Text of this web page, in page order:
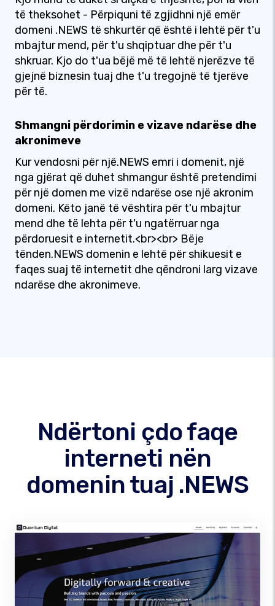
të theksohet - Përpiquni të zgjidhni një emër
domeni .NEWS të shkurtër që është i lehtë për t'u
mbajtur mend, për t'u shqiptuar dhe për t'u
shkruar. Kjo do t'ua bëjë më të lehtë njerëzve të
gjejnë biznesin tuaj dhe t'u tregojnë të tjerëve
për të.
Shmangni përdorimin e vizave ndarëse dhe
akronimeve
Kur vendosni për një.NEWS emri i domenit, një
nga gjërat që duhet shmangur është pretendimi
për një domen me vizë ndarëse ose një akronim
domeni. Këto janë të vështira për t'u mbajtur
mend dhe të lehta për t'u ngatërruar nga
përdoruesit e internetit.<br><br> Bëje
tënden.NEWS domenin e lehtë për shikuesit e
faqes suaj të internetit dhe qëndroni larg vizave
ndarëse dhe akronimeve.
Ndërtoni çdo faqe
interneti nën
domenin tuaj .NEWS